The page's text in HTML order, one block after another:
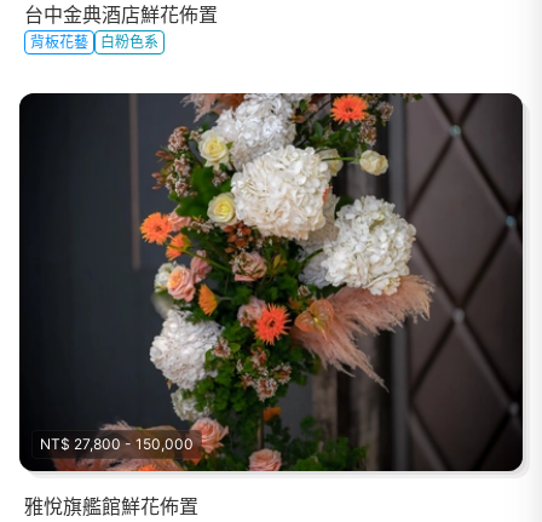
台中金典酒店鮮花佈置
背板花藝 白粉色系
NT$ 27,800 - 150,000
雅悅旗艦館鮮花佈置